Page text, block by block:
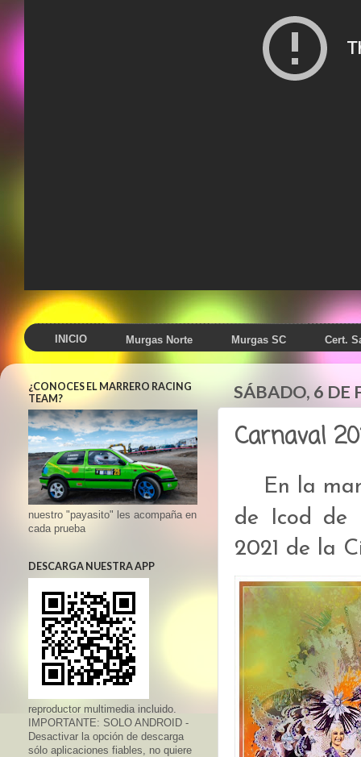
INICIO Murgas Norte Murgas SC Cert.
SÁBADO, 6 DE
Carnaval
En la
de Icod de
2021 de la
¿CONOCES EL MARRERO RACING
TEAM?
nuestro "payasito" les acompaña en
cada prueba
DESCARGA NUESTRA APP
reproductor multimedia incluido.
IMPORTANTE: SOLO ANDROID -
Desactivar la opción de descarga
sólo aplicaciones fiables, no quiere